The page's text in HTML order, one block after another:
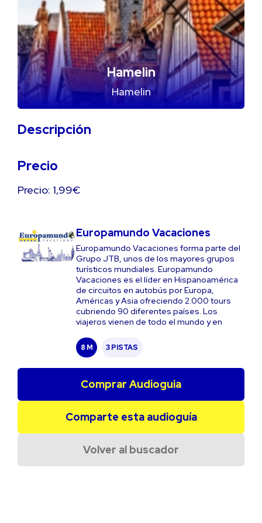
Hamelin
Hamelin
Descripción
Precio
Precio: 1,99€
Europamundo Vacaciones
Europamundo Vacaciones forma parte del
Grupo JTB, unos de los mayores grupos
turísticos mundiales. Europamundo
Vacaciones es el líder en Hispanoamérica
de circuitos en autobús por Europa,
Américas y Asia ofreciendo 2.000 tours
cubriendo 90 diferentes países. Los
viajeros vienen de todo el mundo y en
8 M 3 PISTAS
Comprar Audioguia
Comparte esta audioguía
Volver al buscador